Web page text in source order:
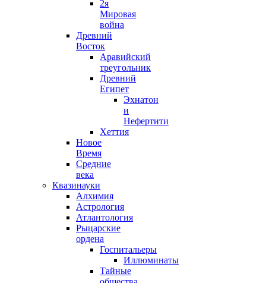
2я
Мировая
война
Древний
Восток
Аравийский
треугольник
Древний
Египет
Эхнатон
и
Нефертити
Хеттия
Новое
Время
Средние
века
Квазинауки
Алхимия
Астрология
Атлантология
Рыцарские
ордена
Госпитальеры
Иллюминаты
Тайные